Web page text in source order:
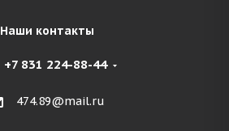
Наши контакты
+7 831 224-88-44
474.89@mail.ru